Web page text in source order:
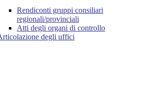
Rendiconti gruppi consiliari
regionali/provinciali
Atti degli organi di controllo
degli uffici